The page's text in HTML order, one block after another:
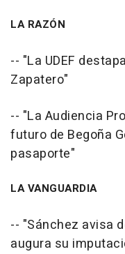
LA RAZÓN
-- "La UDEF
Zapatero"
-- "La Audiencia
futuro de Begoña
pasaporte"
LA VANGUARDIA
-- "Sánchez avisa
augura su